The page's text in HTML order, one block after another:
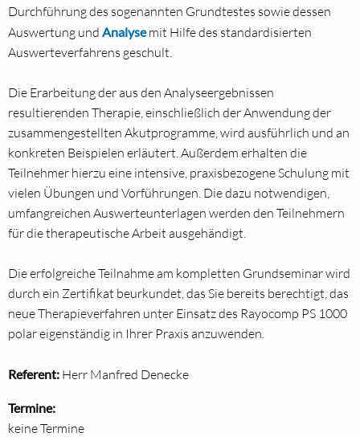
Durchführung des sogenannten Grundtestes sowie dessen
Auswertung und Analysemit Hilfe des standardisierten
Auswerteverfahrens geschult.
Die Erarbeitung der aus den Analyseergebnissen
resultierenden Therapie, einschließlich der Anwendung der
zusammengestellten Akutprogramme, wird ausführlich und an
konkreten Beispielen erläutert. Außerdem erhalten die
Teilnehmer hierzu eine intensive, praxisbezogene Schulung mit
vielen Übungen und Vorführungen. Die dazu notwendigen,
umfangreichen Auswerteunterlagen werden den Teilnehmern
für die therapeutische Arbeit ausgehändigt.
Die erfolgreiche Teilnahme am kompletten Grundseminar wird
durch ein Zertifikat beurkundet, das Sie bereits berechtigt, das
neue Therapieverfahren unter Einsatz des Rayocomp PS 1000
polar eigenständig in Ihrer Praxis anzuwenden.
Referent: Herr Manfred Denecke
Termine:
keine Termine